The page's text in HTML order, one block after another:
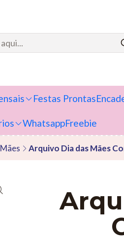
Festas Prontas
WhatsappFreebie
Arquivo Dia das Mães